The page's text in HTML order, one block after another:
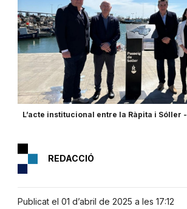
L’acte institucional entre la Ràpita i Sóller -
REDACCIÓ
Publicat el 01 d’abril de 2025 a les 17:12